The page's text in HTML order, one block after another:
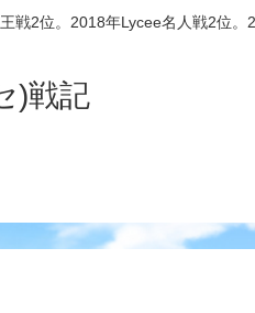
2位。2018年Lycee名人戦2位。
)戦記